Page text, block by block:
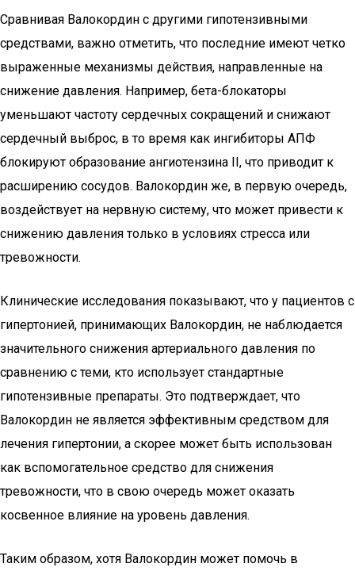
Сравнивая Валокордин с другими гипотензивными
средствами, важно отметить, что последние имеют четко
выраженные механизмы действия, направленные на
снижение давления. Например, бета-блокаторы
уменьшают частоту сердечных сокращений и снижают
сердечный выброс, в то время как ингибиторы АПФ
блокируют образование ангиотензина II, что приводит к
расширению сосудов. Валокордин же, в первую очередь,
воздействует на нервную систему, что может привести к
снижению давления только в условиях стресса или
тревожности.
Клинические исследования показывают, что у пациентов с
гипертонией, принимающих Валокордин, не наблюдается
значительного снижения артериального давления по
сравнению с теми, кто использует стандартные
гипотензивные препараты. Это подтверждает, что
Валокордин не является эффективным средством для
лечения гипертонии, а скорее может быть использован
как вспомогательное средство для снижения
тревожности, что в свою очередь может оказать
косвенное влияние на уровень давления.
Таким образом, хотя Валокордин может помочь в